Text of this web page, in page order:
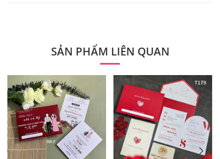
Quý khách vui lòng liên hệ để có thông tin chính xác.
- Mẫu dưới 3000 giá chưa bao gồm bản đồ, quý khách
có nhu cầu in bản đồ sẽ có mức phí 300 - 500 đồng 1
thiệp tuỳ chất liệu.
SẢN PHẨM LIÊN QUAN